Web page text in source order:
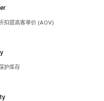
扣提高客单价 (AOV)
护库存